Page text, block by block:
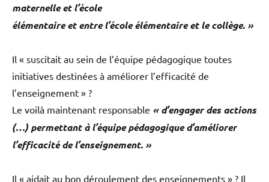
maternelle et l’école
élémentaire et entre l’école élémentaire et le collège. »
Il « suscitait au sein de l’équipe pédagogique toutes
initiatives destinées à améliorer l’efficacité de
l’enseignement » ?
Le voilà maintenant responsable « d’engager des actions
(…) permettant à l’équipe pédagogique d’améliorer
l’efficacité de l’enseignement. »
Il « aidait au bon déroulement des enseignements » ? Il